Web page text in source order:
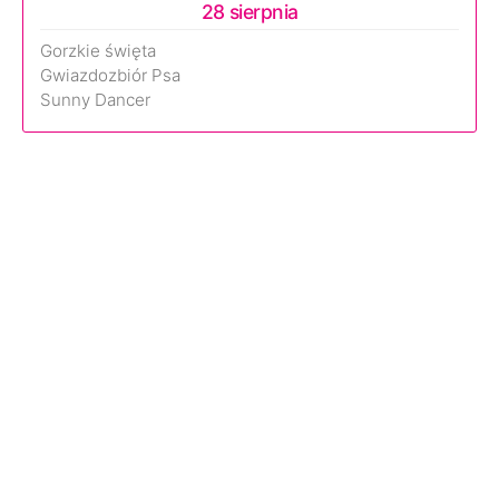
28 sierpnia
Gorzkie święta
Gwiazdozbiór Psa
Sunny Dancer